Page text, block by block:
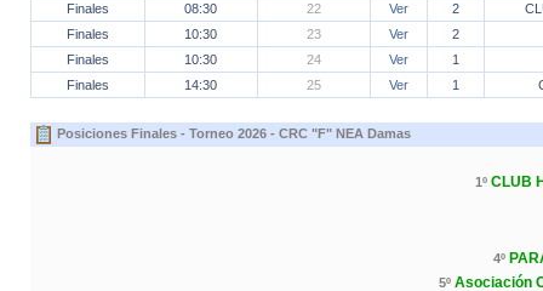
Finales
08:30 22 Ver 2
Finales
10:30 23 Ver
2
Finales
10:30 24 Ver 1
Finales
14:30 25 Ver 1
Posiciones Finales - Torneo 2026 - CRC "F" NEA Damas
1º CLUB
4º
5º Asociación